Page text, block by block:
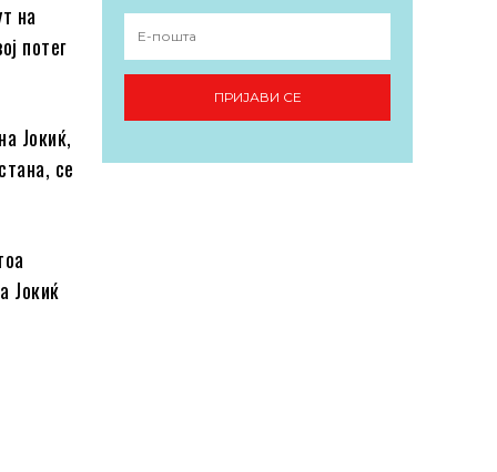
на
потег
Јокиќ,
се
Јокиќ
ПРИЈАВИ СЕ